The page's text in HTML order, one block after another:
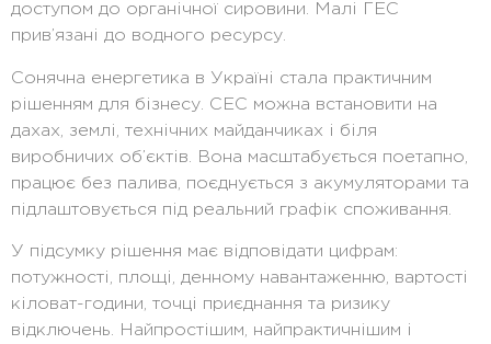
доступом до органічної сировини. Малі ГЕС
прив’язані до водного ресурсу.
Сонячна енергетика в Україні стала практичним
рішенням для бізнесу. СЕС можна встановити на
дахах, землі, технічних майданчиках і біля
виробничих об’єктів. Вона масштабується поетапно,
працює без палива, поєднується з акумуляторами та
підлаштовується під реальний графік споживання.
У підсумку рішення має відповідати цифрам:
потужності, площі, денному навантаженню, вартості
кіловат-години, точці приєднання та ризику
відключень. Найпростішим, найпрактичнішим і